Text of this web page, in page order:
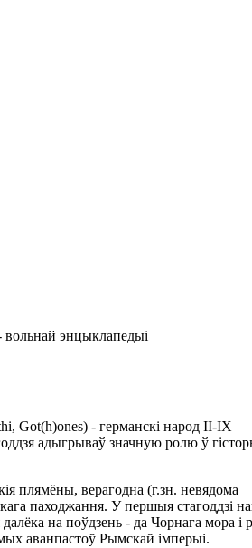
вольнай энцыклапедыі
Got(h)ones) - германскі народ II-IX
адыгрываў значную ролю ў
плямёны, верагодна (г.зн. невядома
паходжання. У першыя стагоддзі
на поўдзень - да Чорнага мора і
аванпастоў Рымскай імперыі.